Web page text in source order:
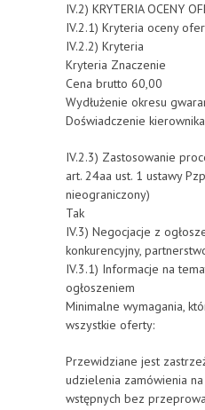
IV.2) KRYTERIA OCENY
IV.2.1) Kryteria oceny
IV.2.2) Kryteria
Kryteria Znaczenie
Cena brutto 60,00
Wydłużenie okresu
Doświadczenie
IV.2.3) Zastosowanie
art. 24aa ust. 1 ustawy
nieograniczony)
Tak
IV.3) Negocjacje z
konkurencyjny,
IV.3.1) Informacje na
ogłoszeniem
Minimalne wymagania,
wszystkie oferty:
Przewidziane jest
udzielenia zamówienia
wstępnych bez